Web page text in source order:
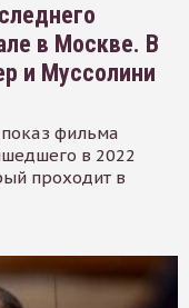
в Москве. В
и Муссолини
фильма
в 2022
проходит в